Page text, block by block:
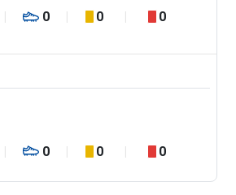
0 0 0
0 0 0